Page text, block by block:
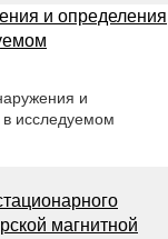
и определения
и
исследуемом
магнитной